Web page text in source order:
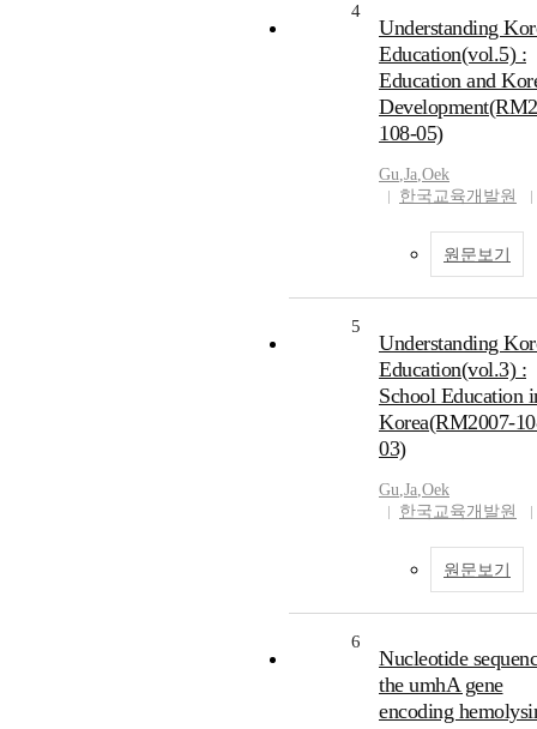
4
Understanding
Education(vol.5) :
Education and
108-05)
Gu,Ja,Oek
한국교육개발원
원문보기
5
Understanding
Education(vol.3) :
School Education
Korea(RM2007-
03)
Gu,Ja,Oek
한국교육개발원
원문보기
6
Nucleotide
the umhA gene
encoding